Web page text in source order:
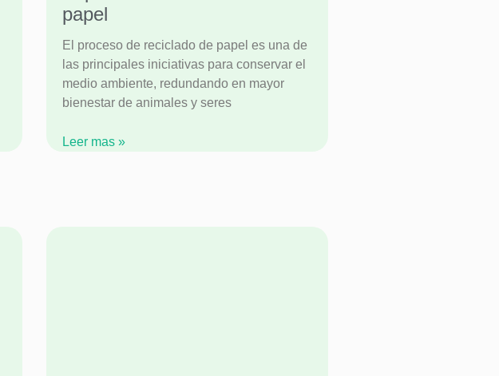
papel
El proceso de reciclado de papel es una de
las principales iniciativas para conservar el
medio ambiente, redundando en mayor
bienestar de animales y seres
Leer mas »